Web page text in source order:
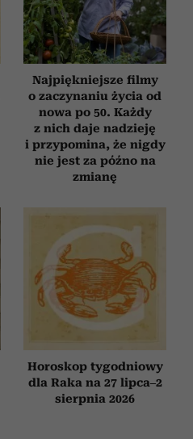
uzyskanymi podczas
Najpiękniejsze filmy
o zaczynaniu życia od
nowa po 50. Każdy
z nich daje nadzieję
i przypomina, że nigdy
nie jest za późno na
zmianę
Horoskop tygodniowy
dla Raka na 27 lipca–2
sierpnia 2026